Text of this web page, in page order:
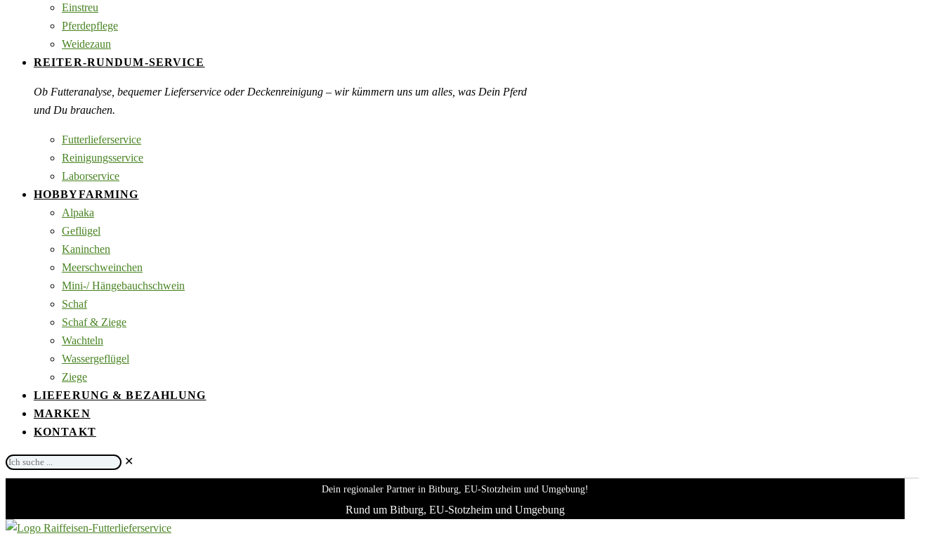
Einstreu
Pferdepflege
Weidezaun
REITER-RUNDUM-SERVICE
Ob Futteranalyse, bequemer Lieferservice oder Deckenreinigung – wir kümmern uns um alles, was Dein Pferd
und Du brauchen.
Futterlieferservice
Reinigungsservice
Laborservice
HOBBYFARMING
Alpaka
Geflügel
Kaninchen
Meerschweinchen
Mini-/ Hängebauchschwein
Schaf
Schaf & Ziege
Wachteln
Wassergeflügel
Ziege
LIEFERUNG & BEZAHLUNG
MARKEN
KONTAKT
Ich
suche
✕
Dein regionaler Partner in Bitburg, EU-Stotzheim und Umgebung!
Rund um Bitburg, EU-Stotzheim und Umgebung